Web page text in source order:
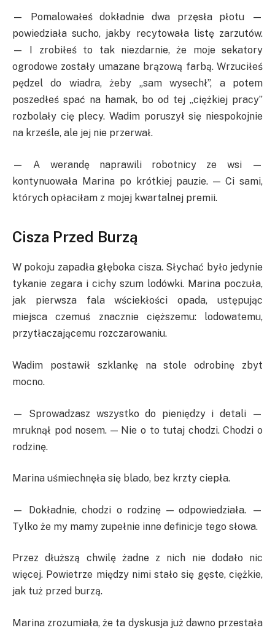
— Pomalowałeś dokładnie dwa przęsła płotu —
powiedziała sucho, jakby recytowała listę zarzutów.
— I zrobiłeś to tak niezdarnie, że moje sekatory
ogrodowe zostały umazane brązową farbą. Wrzuciłeś
pędzel do wiadra, żeby „sam wysechł”, a potem
poszedłeś spać na hamak, bo od tej „ciężkiej pracy”
rozbolały cię plecy. Wadim poruszył się niespokojnie
na krześle, ale jej nie przerwał.
— A werandę naprawili robotnicy ze wsi —
kontynuowała Marina po krótkiej pauzie. — Ci sami,
których opłaciłam z mojej kwartalnej premii.
Cisza Przed Burzą
W pokoju zapadła głęboka cisza. Słychać było jedynie
tykanie zegara i cichy szum lodówki. Marina poczuła,
jak pierwsza fala wściekłości opada, ustępując
miejsca czemuś znacznie cięższemu: lodowatemu,
przytłaczającemu rozczarowaniu.
Wadim postawił szklankę na stole odrobinę zbyt
mocno.
— Sprowadzasz wszystko do pieniędzy i detali —
mruknął pod nosem. — Nie o to tutaj chodzi. Chodzi o
rodzinę.
Marina uśmiechnęła się blado, bez krzty ciepła.
— Dokładnie, chodzi o rodzinę — odpowiedziała. —
Tylko że my mamy zupełnie inne definicje tego słowa.
Przez dłuższą chwilę żadne z nich nie dodało nic
więcej. Powietrze między nimi stało się gęste, ciężkie,
jak tuż przed burzą.
Marina zrozumiała, że ta dyskusja już dawno przestała